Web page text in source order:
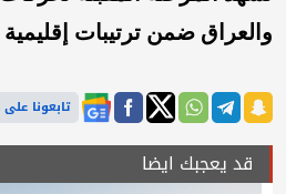
والعراق ضمن ترتيبات
تابعونا على Google News
قد يعجبك ايضا